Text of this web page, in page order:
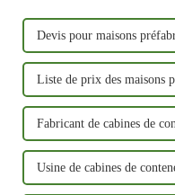
Devis pour maisons
Liste de prix des maisons
Fabricant de cabines de
Usine de cabines de